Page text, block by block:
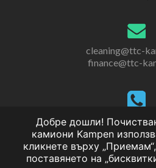
cleaning@ttc-
finance@ttc-
+31(0)38 - 33
Добре дошли!
камиони Kampen
кликнете върху
поставянето на